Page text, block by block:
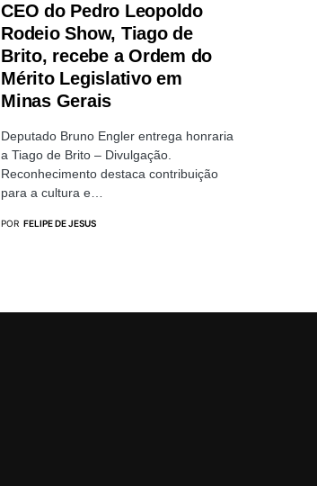
CEO do Pedro Leopoldo
Rodeio Show, Tiago de
Brito, recebe a Ordem do
Mérito Legislativo em
Minas Gerais
Deputado Bruno Engler entrega honraria
a Tiago de Brito – Divulgação.
Reconhecimento destaca contribuição
para a cultura e…
POR FELIPE DE JESUS